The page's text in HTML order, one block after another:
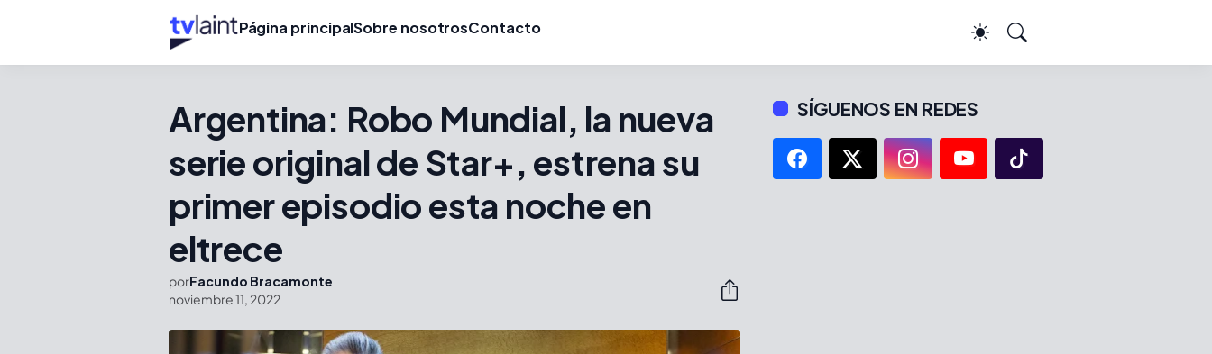
Página principalSobre nosotrosContacto
Argentina: Robo Mundial, la nueva
serie original de Star+, estrena su
primer episodio esta noche en
eltrece
porFacundo Bracamonte
noviembre 11, 2022
SÍGUENOS EN REDES